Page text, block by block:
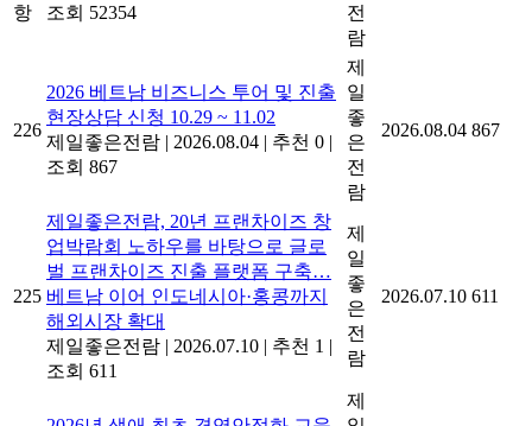
항
조회 52354
전
람
226
2026 베트남 비즈니스 투어 및 진출
현장상담 신청 10.29 ~ 11.02
제일좋은전람 | 2026.08.04 | 추천 0 |
조회 867
제
일
좋
은
전
람
2026.08.04 867
225
제일좋은전람, 20년 프랜차이즈 창
업박람회 노하우를 바탕으로 글로
벌 프랜차이즈 진출 플랫폼 구축…
베트남 이어 인도네시아·홍콩까지
해외시장 확대
제일좋은전람 | 2026.07.10 | 추천 1 |
조회 611
제
일
좋
은
전
람
2026.07.10 611
제